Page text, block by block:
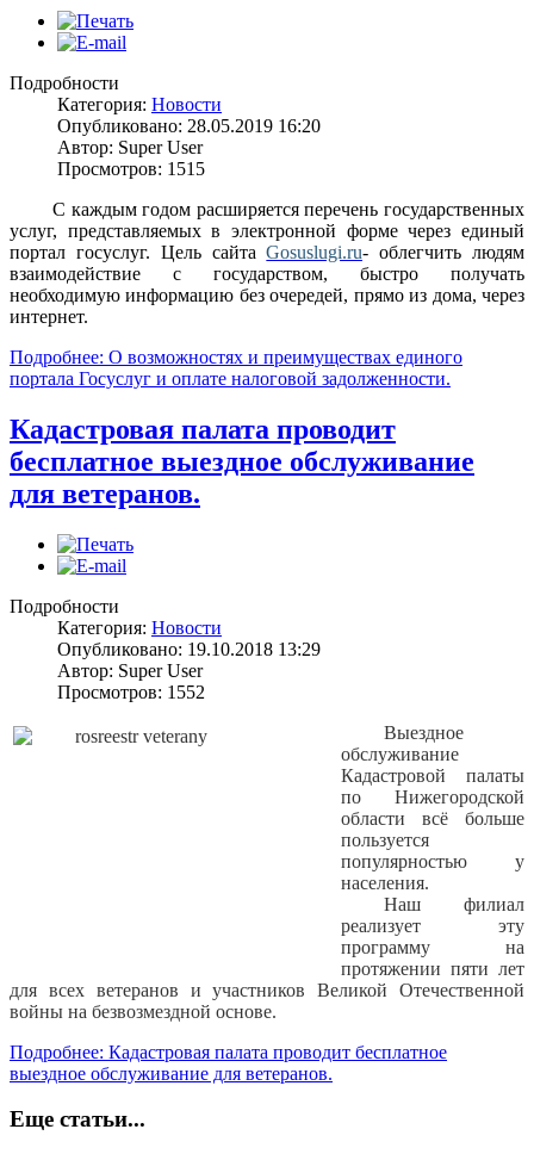
Подробности
Категория: Новости
Опубликовано: 28.05.2019 16:20
Автор: Super User
Просмотров: 1515
С каждым годом расширяется перечень государственных
услуг, представляемых в электронной форме через единый
портал госуслуг. Цель сайтаGosuslugi.ru- облегчить людям
взаимодействие с государством, быстро получать
необходимую информацию без очередей, прямо из дома, через
интернет.
Подробнее: О возможностях и преимуществах единого
портала Госуслуг и оплате налоговой задолженности.
Кадастровая палата проводит
бесплатное выездное обслуживание
для ветеранов.
Подробности
Категория: Новости
Опубликовано: 19.10.2018 13:29
Автор: Super User
Просмотров: 1552
Выездное
обслуживание
Кадастровой палаты
по Нижегородской
области всё больше
пользуется
популярностью у
населения.
Наш филиал
реализует эту
программу на
протяжении пяти лет
для всех ветеранов и участников Великой Отечественной
войны на безвозмездной основе.
Подробнее: Кадастровая палата проводит бесплатное
выездное обслуживание для ветеранов.
Еще статьи...